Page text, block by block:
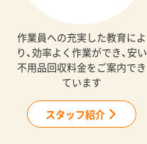
作業員への充実した教育によ
り、効率よく作業ができ、安い
不用品回収料金をご案内でき
ています
スタッフ紹介